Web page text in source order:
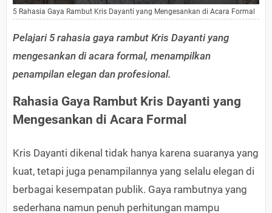
5 Rahasia Gaya Rambut Kris Dayanti yang Mengesankan di Acara Formal
Pelajari 5 rahasia gaya rambut Kris Dayanti yang
mengesankan di acara formal, menampilkan
penampilan elegan dan profesional.
Rahasia Gaya Rambut Kris Dayanti yang
Mengesankan di Acara Formal
Kris Dayanti dikenal tidak hanya karena suaranya yang
kuat, tetapi juga penampilannya yang selalu elegan di
berbagai kesempatan publik. Gaya rambutnya yang
sederhana namun penuh perhitungan mampu